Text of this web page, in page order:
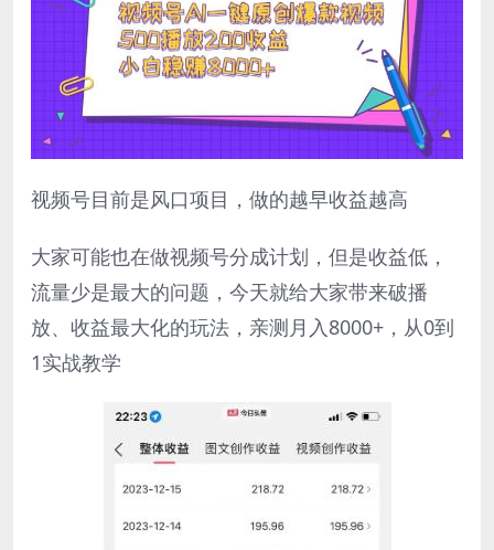
视频号目前是风口项目，做的越早收益越高
大家可能也在做视频号分成计划，但是收益低，
流量少是最大的问题，今天就给大家带来破播
放、收益最大化的玩法，亲测月入8000+，从0到
1实战教学